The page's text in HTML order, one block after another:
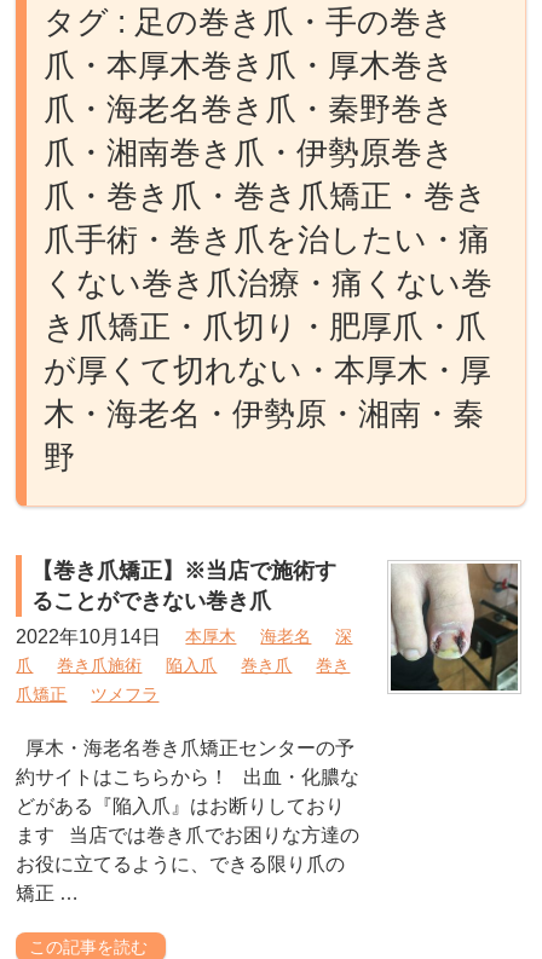
タグ : 足の巻き爪・手の巻き
爪・本厚木巻き爪・厚木巻き
爪・海老名巻き爪・秦野巻き
爪・湘南巻き爪・伊勢原巻き
爪・巻き爪・巻き爪矯正・巻き
爪手術・巻き爪を治したい・痛
くない巻き爪治療・痛くない巻
き爪矯正・爪切り・肥厚爪・爪
が厚くて切れない・本厚木・厚
木・海老名・伊勢原・湘南・秦
野
【巻き爪矯正】※当店で施術す
ることができない巻き爪
2022年10月14日 本厚木 海老名
深
爪
巻き爪施術 陥入爪 巻き爪
巻き
爪矯正
ツメフラ
厚木・海老名巻き爪矯正センターの予
約サイトはこちらから！ 出血・化膿な
どがある『陥入爪』はお断りしており
ます 当店では巻き爪でお困りな方達の
お役に立てるように、できる限り爪の
矯正 …
この記事を読む